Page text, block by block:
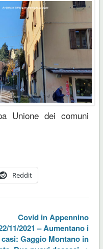
Unione dei comuni
Reddit
Covid in Appennino
11/2021 – Aumentano i
casi: Gaggio Montano in